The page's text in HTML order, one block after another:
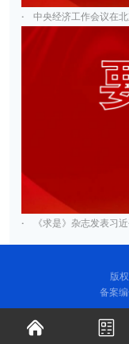
· 中央经济工作会议在
· 《求是》杂志发表习近
版
备案
 